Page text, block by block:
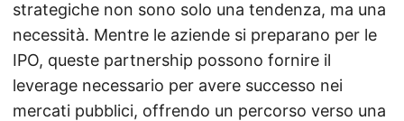
strategiche non sono solo una tendenza, ma una
necessità. Mentre le aziende si preparano per le
IPO, queste partnership possono fornire il
leverage necessario per avere successo nei
mercati pubblici, offrendo un percorso verso una